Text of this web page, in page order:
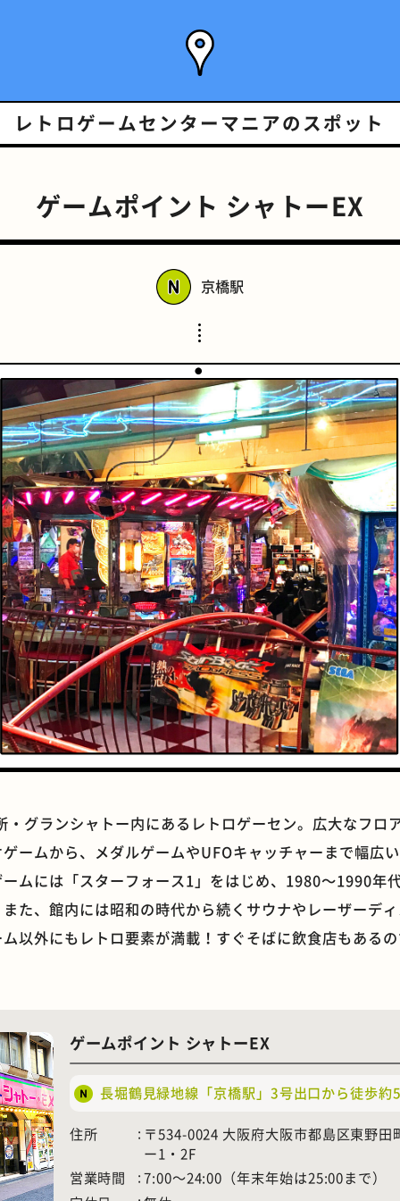
スポーツバー 橋
手芸 占い
ホテル
レトロゲームセンターマニアの スポット
ゲームポイント シャトーEX
京橋駅
・グランシャトー内にあるレトロゲーセン。広大なフロ
ゲームから、メダルゲームやUFOキャッチャーまで幅広
ームには「スターフォース1」をはじめ、1980〜1990年
また、館内には昭和の時代から続くサウナやレーザーデ
ム以外にもレトロ要素が満載！すぐそばに飲食店もある
ゲームポイント シャトーEX
長堀鶴見緑地線「京橋駅」3号出口から徒歩約
住所
〒534-0024 大阪府大阪市都島区東野田
ー1・2F
営業時間
7:00〜24:00（年末年始は25:00まで）